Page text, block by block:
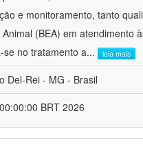
e monitoramento, tanto
(BEA) em atendimento
se no tratamento a... leia mais
Del-Rei - MG - Brasil
BRT 2026